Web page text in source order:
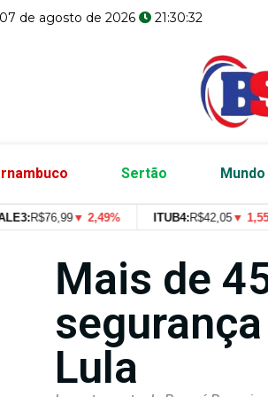
07 de agosto de 2026 21:30:33
Sertão Mundo
R$76,99▼ 2,49% ITUB4:R$42,05▼ 1,55%
Mais de
Lula